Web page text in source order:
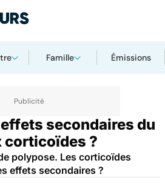
Famille Émissions
secondaires du
corticoïdes ?
polypose. Les corticoïdes
effets secondaires ?